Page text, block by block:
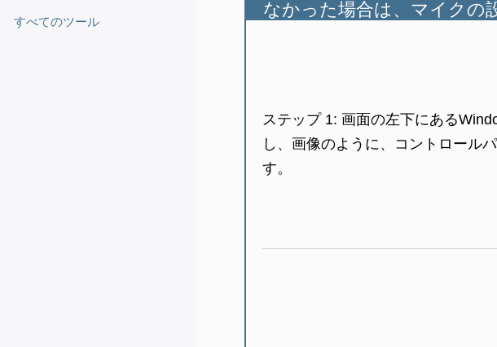
すべてのツール
なかった場合は、マイクの
ステップ 1: 画面の左下にある
し、画像のように、コントロール
す。